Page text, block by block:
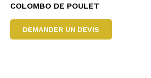
COLOMBO DE POULET
DEMANDER UN DEVIS